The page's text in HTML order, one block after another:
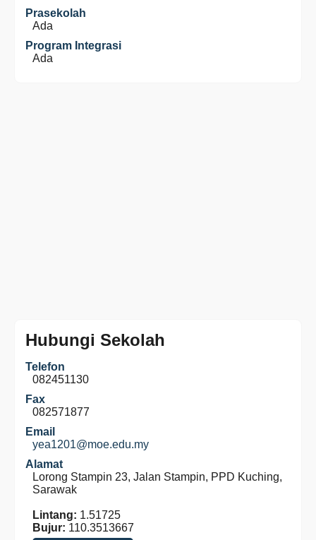
Prasekolah
Ada
Program Integrasi
Ada
Hubungi Sekolah
Telefon
082451130
Fax
082571877
Email
yea1201@moe.edu.my
Alamat
Lorong Stampin 23, Jalan Stampin, PPD Kuching,
Sarawak
Lintang: 1.51725
Bujur: 110.3513667